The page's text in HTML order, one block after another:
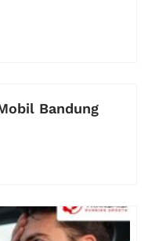
Bandung